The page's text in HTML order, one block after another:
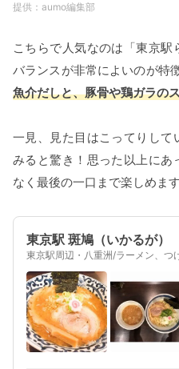
aumo編集部
こちらで人気なのは「東京
バランスが非常によいのが特
魚介だしと、豚骨や鶏ガラの
一見、見た目はこってりして
みると驚き！思った以上にあ
なく最後の一口まで楽しめます
東京駅 斑鳩（いかるが）
東京駅周辺・八重洲/ラーメン、つ